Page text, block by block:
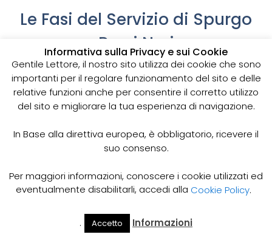
Le Fasi del Servizio di Spurgo
Pozzi Neri
Attrezzature e Tecnologie Utilizzate per lo Spurgo
dei Pozzi Neri
Servizi Professionali di Pulizia Pozzi Neri con
Procedure Avanzate
Il servizio di spurgo dei pozzi neri è fondamentale
acque reflue. Il processo di spurgo richiede
procedure e attrezzature specifiche per garantire
La prima fase del servizio di spurgo dei pozzi neri
prevede la rimozione del coperchio del pozzo nero
e la valutazione dello stato del pozzo e dei suoi
sistemi di scarico. Questa fase è essenziale per
Cerca Il Mio
Informativa sulla Privacy e sui Cookie
Gentile Lettore, il nostro sito utilizza dei cookie che sono
importanti per il regolare funzionamento del sito e delle
relative funzioni anche per consentire il corretto utilizzo
del sito e migliorare la tua esperienza di navigazione.
In Base alla direttiva europea, è obbligatorio, ricevere il
suo consenso.
Per maggiori informazioni, conoscere i cookie utilizzati ed
eventualmente disabilitarli, accedi alla Cookie Policy.
. Accetto Informazioni